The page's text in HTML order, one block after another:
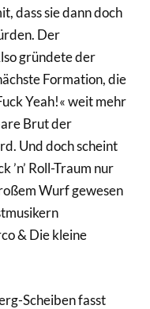
dass sie dann doch
Der
gründete der
Formation, die
Yeah!« weit mehr
Brut der
Und doch scheint
’n’ Roll-Traum nur
Wurf gewesen
& Die kleine
Scheiben fasst